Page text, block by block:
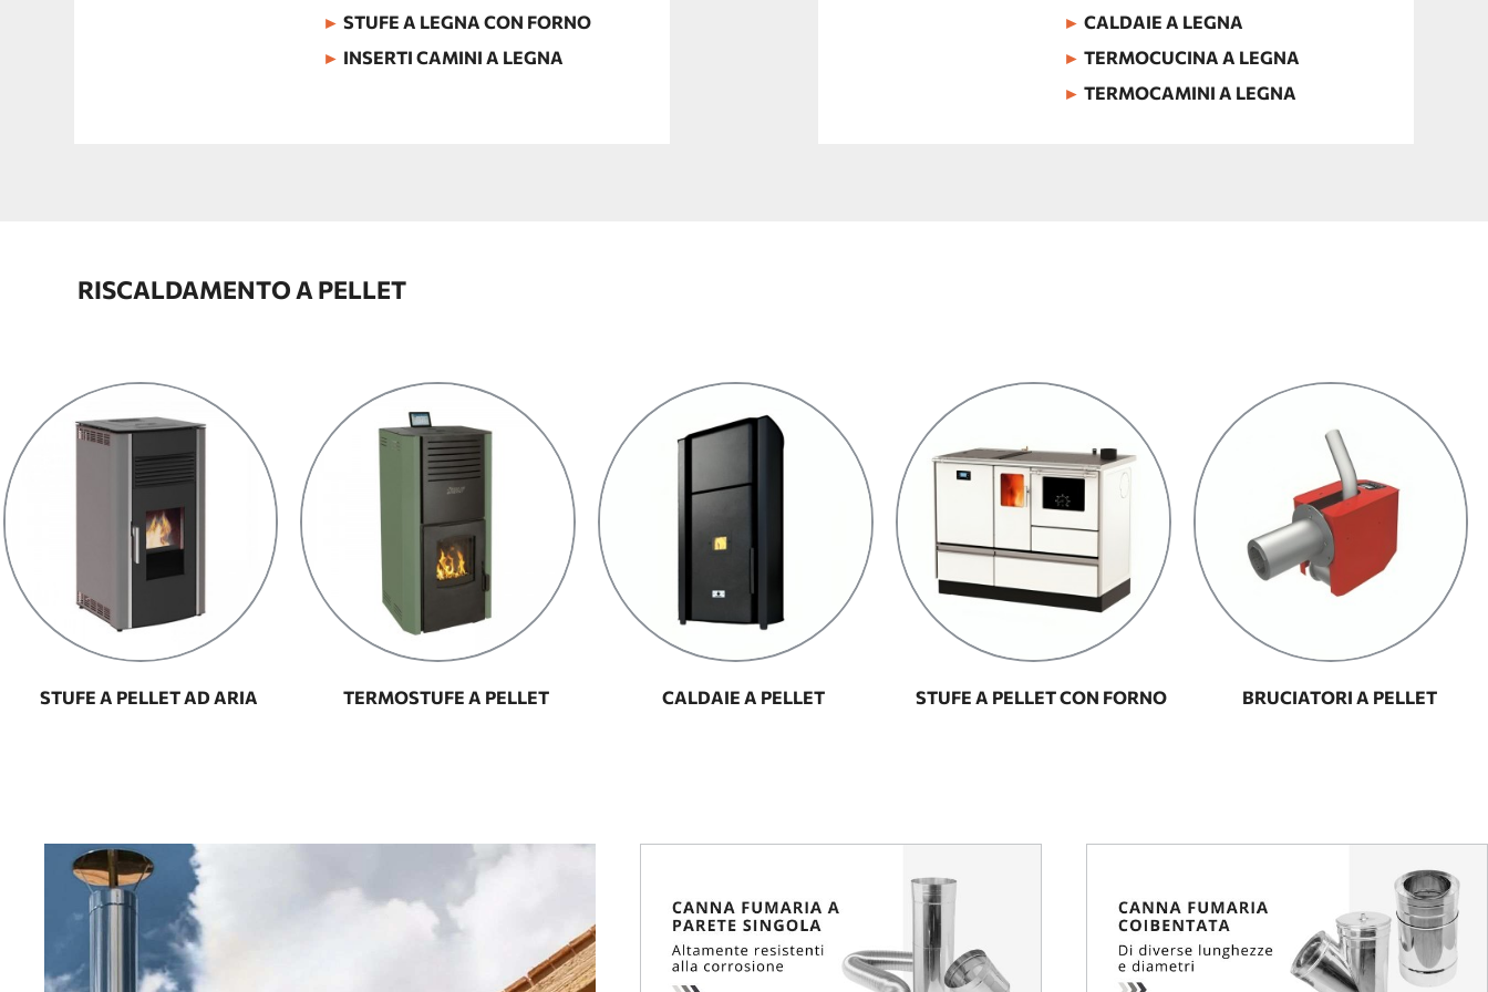
► STUFE A LEGNA CON FORNO
► INSERTI CAMINI A LEGNA
► CALDAIE A LEGNA
► TERMOCUCINA A LEGNA
► TERMOCAMINI A LEGNA
RISCALDAMENTO A PELLET
STUFE A PELLET AD ARIA TERMOSTUFE A PELLET CALDAIE A PELLET STUFE A PELLET CON FORNO BRUCIATORI A PELLET